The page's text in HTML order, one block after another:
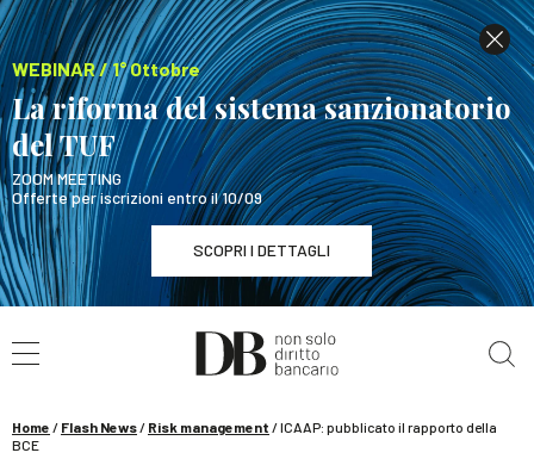
WEBINAR / 1° Ottobre
La riforma del sistema sanzionatorio
del TUF
ZOOM MEETING
Offerte per iscrizioni entro il 10/09
SCOPRI I DETTAGLI
WEBINAR / 1° Ottobre
La riforma del sistema sanzionatorio del TUF
Home / Flash News/ Risk management /ICAAP: pubblicato il rapporto della
BCE